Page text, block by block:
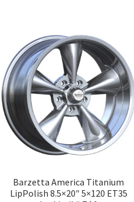
Barzetta America Titanium
LipPolish 8.5×20″ 5×120 ET35